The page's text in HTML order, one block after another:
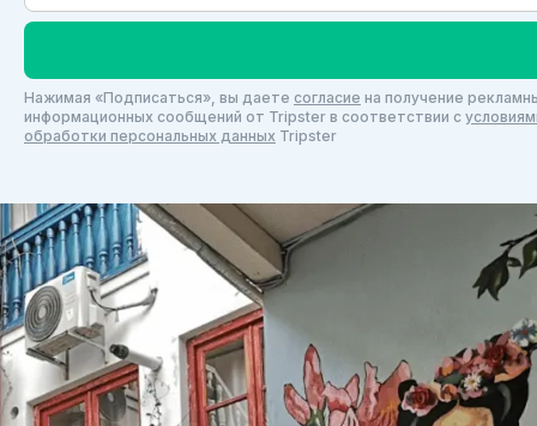
Нажимая «Подписаться», вы даете согласие на получение
информационных сообщений от Tripster в соответствии c
обработки персональных данных Tripster